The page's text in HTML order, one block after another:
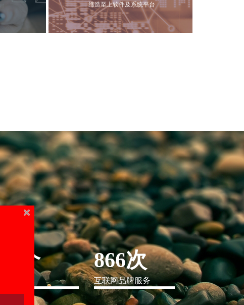
缔造至上软件及系统平台
软件行业解决方案
95个 866次
互联网品牌服务